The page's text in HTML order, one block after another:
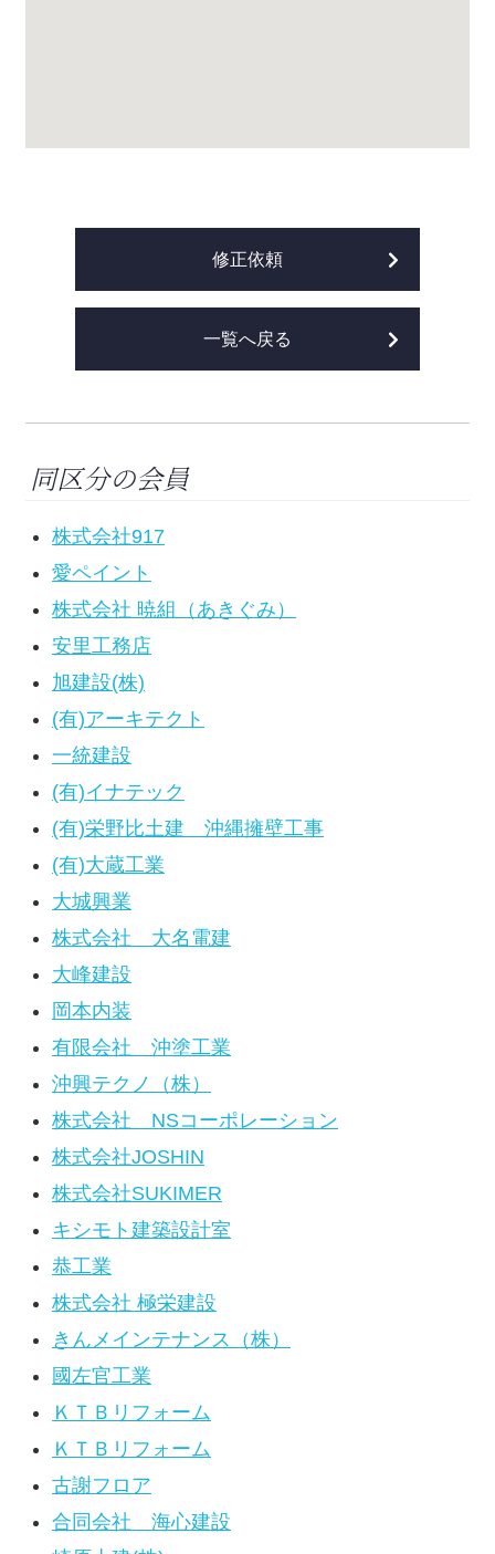
修正依頼
一覧へ戻る
同区分の会員
株式会社917
愛ペイント
株式会社 暁組（あきぐみ）
安里工務店
旭建設(株)
(有)アーキテクト
一統建設
(有)イナテック
(有)栄野比土建 沖縄擁壁工事
(有)大蔵工業
大城興業
株式会社 大名電建
大峰建設
岡本内装
有限会社 沖塗工業
沖興テクノ（株）
株式会社 NSコーポレーション
株式会社JOSHIN
株式会社SUKIMER
キシモト建築設計室
恭工業
株式会社 極栄建設
きんメインテナンス（株）
國左官工業
ＫＴＢリフォーム
ＫＴＢリフォーム
古謝フロア
合同会社 海心建設